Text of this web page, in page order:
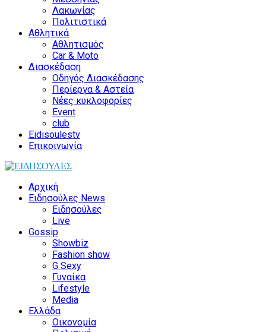
Λακωνίας
Πολιτιστικά
Αθλητικά
Αθλητισμός
Car & Moto
Διασκέδαση
Οδηγός Διασκέδασης
Περίεργα & Αστεία
Νέες κυκλοφορίες
Event
club
Eidisoulestv
Επικοινωνία
Αρχική
Ειδησούλες News
Ειδησούλες
Live
Gossip
Showbiz
Fashion show
G Sexy
Γυναίκα
Lifestyle
Media
Ελλάδα
Οικονομία